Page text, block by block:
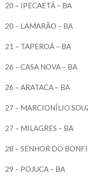
20 – IPECAETÁ – BA
20 – LAMARÃO – BA
21 – TAPEROÁ – BA
26 – CASA NOVA – BA
26 – ARATACA – BA
27 – MARCIONÍLIO
27 – MILAGRES – BA
28 – SENHOR DO
29 – POJUCA – BA